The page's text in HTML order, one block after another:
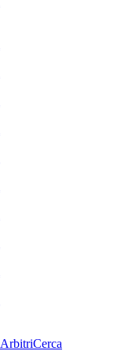
ArbitriCerca